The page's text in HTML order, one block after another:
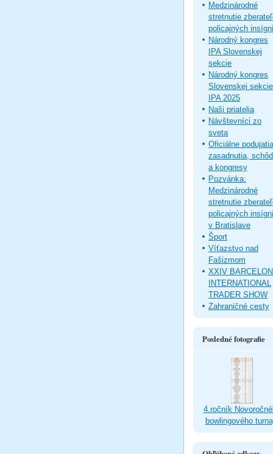
Medzinárodné
stretnutie
policajných
Národný kongres
IPA Slovenskej
sekcie
Národný kongres
Slovenskej sekcie
IPA 2025
Naši priatelia
Návštevníci zo
sveta
Oficiálne
zasadnutia,
a kongresy
Pozvánka:
Medzinárodné
stretnutie
policajných
v Bratislave
Šport
Víťazstvo nad
Fašizmom
XXIV
INTERNATIONAL
TRADER SHOW
Zahraničné cesty
Posledné fotografie
4.ročník
bowlingového